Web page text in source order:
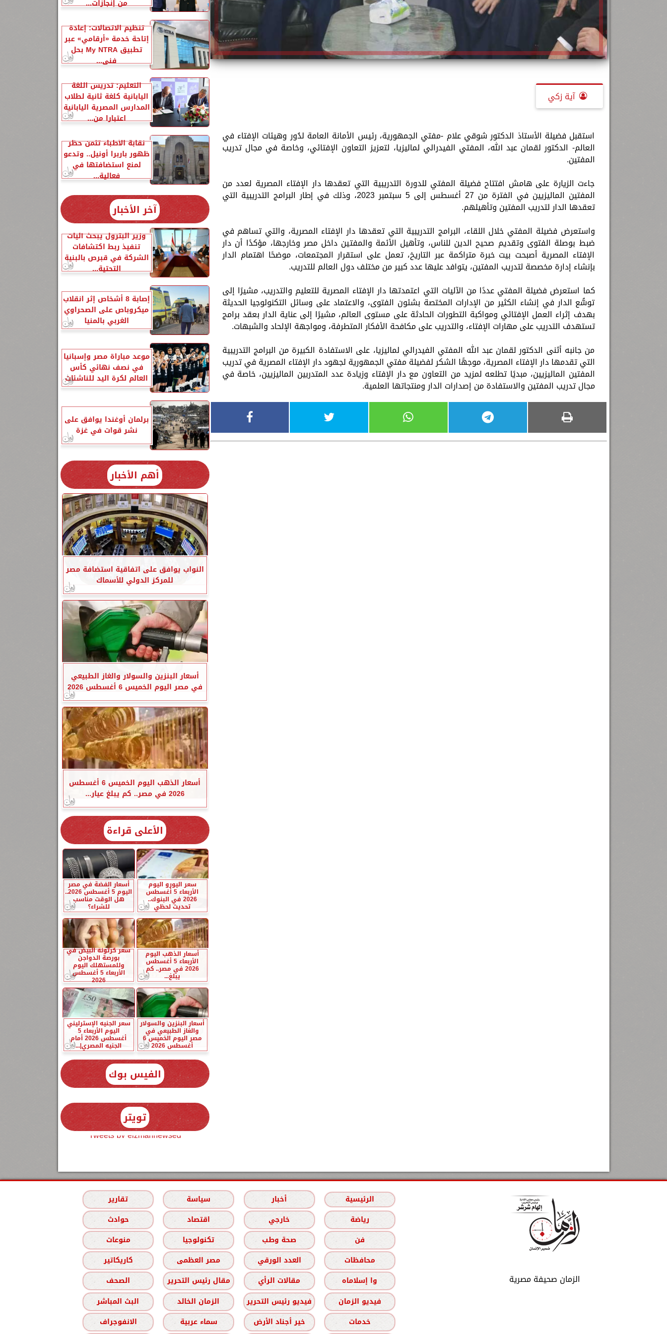
آية زكي
استقبل فضيلة الأستاذ الدكتور شوقي علام -مفتي الجمهورية، رئيس الأمانة العامة لدُور وهيئات الإفتاء في
العالم- الدكتور لقمان عبد الله، المفتي الفيدرالي لماليزيا، لتعزيز التعاون الإفتائي، وخاصة في مجال تدريب
المفتين.
جاءت الزيارة على هامش افتتاح فضيلة المفتي للدورة التدريبية التي تعقدها دار الإفتاء المصرية لعدد من
المفتين الماليزيين في الفترة من 27 أغسطس إلى 5 سبتمبر 2023، وذلك في إطار البرامج التدريبية التي
تعقدها الدار لتدريب المفتين وتأهيلهم.
واستعرض فضيلة المفتي خلال اللقاء، البرامج التدريبية التي تعقدها دار الإفتاء المصرية، والتي تساهم في
ضبط بوصلة الفتوى وتقديم صحيح الدين للناس، وتأهيل الأئمة والمفتين داخل مصر وخارجها، مؤكدًا أن دار
الإفتاء المصرية أصبحت بيت خبرة متراكمة عبر التاريخ، تعمل على استقرار المجتمعات، موضحًا اهتمام الدار
بإنشاء إدارة مخصصة لتدريب المفتين، يتوافد عليها عدد كبير من مختلف دول العالم للتدريب.
كما استعرض فضيلة المفتي عددًا من الآليات التي اعتمدتها دار الإفتاء المصرية للتعليم والتدريب، مشيرًا إلى
توسُّع الدار في إنشاء الكثير من الإدارات المختصة بشئون الفتوى، والاعتماد على وسائل التكنولوجيا الحديثة
بهدف إثراء العمل الإفتائي ومواكبة التطورات الحادثة على مستوى العالم، مشيرًا إلى عناية الدار بعقد برامج
تستهدف التدريب على مهارات الإفتاء، والتدريب على مكافحة الأفكار المتطرفة، ومواجهة الإلحاد والشبهات.
من جانبه أثنى الدكتور لقمان عبد الله المفتي الفيدرالي لماليزيا، على الاستفادة الكبيرة من البرامج التدريبية
التي تقدمها دار الإفتاء المصرية، موجهًا الشكر لفضيلة مفتي الجمهورية لجهود دار الإفتاء المصرية في تدريب
المفتين الماليزيين، مبديًا تطلعه لمزيد من التعاون مع دار الإفتاء وزيادة عدد المتدربين الماليزيين، خاصة في
مجال تدريب المفتين والاستفادة من إصدارات الدار ومنتجاتها العلمية.
من إنجازات...
تنظيم الاتصالات: إعادة
إتاحة خدمة «أرقامي» عبر
تطبيق My NTRA بحل
فني...
التعليم: تدريس اللغة
اليابانية كلغة ثانية لطلاب
المدارس المصرية اليابانية
اعتبارا من...
نقابة الأطباء تثمن حظر
ظهور باربرا أونيل.. وتدعو
لمنع استضافتها في
فعالية...
آخر الأخبار
وزير البترول يبحث آليات
تنفيذ ربط اكتشافات
الشركة في قبرص بالبنية
التحتية...
إصابة 8 أشخاص إثر انقلاب
ميكروباص على الصحراوي
الغربي بالمنيا
موعد مباراة مصر وإسبانيا
في نصف نهائي كأس
العالم لكرة اليد للناشئات
برلمان أوغندا يوافق على
نشر قوات في غزة
أهم الأخبار
النواب يوافق على اتفاقية استضافة مصر
للمركز الدولي للأسماك
أسعار البنزين والسولار والغاز الطبيعي
في مصر اليوم الخميس 6 أغسطس 2026
أسعار الذهب اليوم الخميس 6 أغسطس
2026 في مصر.. كم يبلغ عيار...
الأعلى قراءة
سعر اليورو اليوم
الأربعاء 5 أغسطس
2026 في البنوك..
تحديث لحظي
أسعار الفضة في مصر
اليوم 5 أغسطس 2026..
هل الوقت مناسب
للشراء؟
أسعار الذهب اليوم
الأربعاء 5 أغسطس
2026 في مصر.. كم
يبلغ...
سعر كرتونة البيض في
بورصة الدواجن
وللمستهلك اليوم
الأربعاء 5 أغسطس
2026
أسعار البنزين والسولار
والغاز الطبيعي في
مصر اليوم الخميس 6
أغسطس 2026
سعر الجنيه الإسترليني
اليوم الأربعاء 5
أغسطس 2026 أمام
الجنيه المصري|...
الفيس بوك
تويتر
Tweets by elzmannewseg
الزمان صحيفة مصرية
الرئيسية أخبار سياسة
تقارير
رياضة
خارجي اقتصاد
حوادث
فن
صحة وطب تكنولوجيا
منوعات
محافظات
العدد الورقي مصر العظمى
كاريكاتير
وا إسلاماه
مقالات الرأي مقال رئيس التحرير
الصحف
فيديو الزمان
فيديو رئيس التحرير الزمان الخالد
البث المباشر
خدمات
خير أجناد الأرض سماء عربية الانفوجراف